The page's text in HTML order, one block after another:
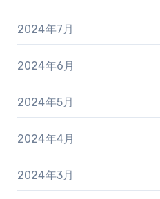
2024年7月
2024年6月
2024年5月
2024年4月
2024年3月